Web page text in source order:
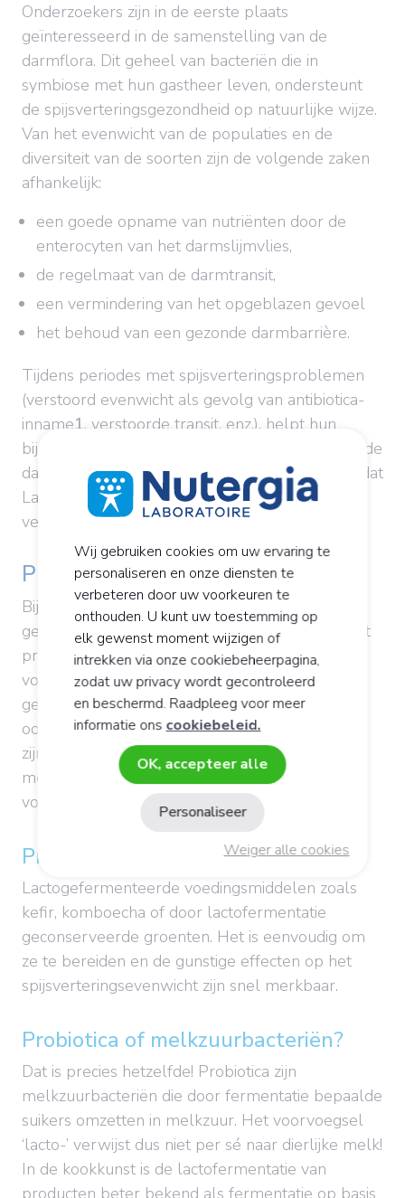
Onderzoekers zijn in de eerste plaats
geïnteresseerd in de samenstelling van de
darmflora. Dit geheel van bacteriën die in
symbiose met hun gastheer leven, ondersteunt
de spijsverteringsgezondheid op natuurlijke wijze.
Van het evenwicht van de populaties en de
diversiteit van de soorten zijn de volgende zaken
afhankelijk:
een goede opname van nutriënten door de
enterocyten van het darmslijmvlies,
de regelmaat van de darmtransit,
een vermindering van het opgeblazen gevoel
het behoud van een gezonde darmbarrière.
Tijdens periodes met spijsverteringsproblemen
(verstoord evenwicht als gevolg van antibiotica-
inname1, verstoorde transit, enz.), helpt hun
bijdrage bij het herstellen van het evenwicht in de
darmflora. Verschillende publicaties tonen aan dat
Lactobacillenstammen darmproblemen
verbeteren.
Probiotica in de voeding
Bij darmproblemen wordt de nadruk eerst
gelegd op een aanpassing van de voeding. Want
probiotica zijn namelijk aanwezig in
voedingsmiddelen als yoghurt, rauwe of
gefermenteerde melk (karnemelk), kazen, maar
ook zuurkool of biergist. Het zou niet verstandig
zijn om alleen grote hoeveelheden
melkproducten aan het voedingspatroon toe te
voegen voor een toevoer van probiotica.
Probiotische voedingsmiddelen
Lactogefermenteerde voedingsmiddelen zoals
kefir, komboecha of door lactofermentatie
geconserveerde groenten. Het is eenvoudig om
ze te bereiden en de gunstige effecten op het
spijsverteringsevenwicht zijn snel merkbaar.
Probiotica of melkzuurbacteriën?
Dat is precies hetzelfde! Probiotica zijn
melkzuurbacteriën die door fermentatie bepaalde
suikers omzetten in melkzuur. Het voorvoegsel
‘lacto-’ verwijst dus niet per sé naar dierlijke melk!
In de kookkunst is de lactofermentatie van
Wij gebruiken cookies om uw ervaring te
personaliseren en onze diensten te
verbeteren door uw voorkeuren te
onthouden. U kunt uw toestemming op
elk gewenst moment wijzigen of
intrekken via onze cookiebeheerpagina,
zodat uw privacy wordt gecontroleerd
en beschermd. Raadpleeg voor meer
informatie ons cookiebeleid.
OK, accepteer alle
Weiger alle cookies
Personaliseer